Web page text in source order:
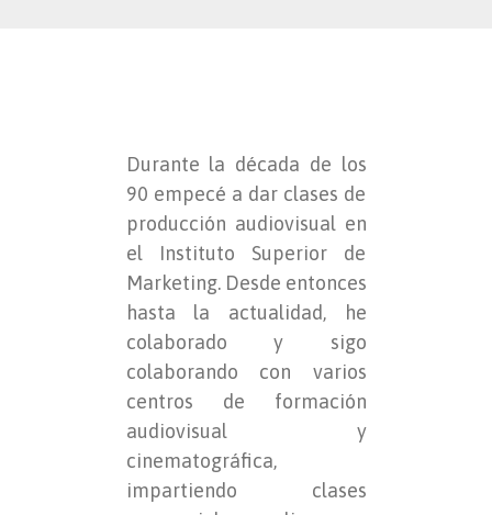
Durante la década de los
90 empecé a dar clases de
producción audiovisual en
el Instituto Superior de
Marketing. Desde entonces
hasta la actualidad, he
colaborado y sigo
colaborando con varios
centros de formación
audiovisual y
cinematográfica,
impartiendo clases